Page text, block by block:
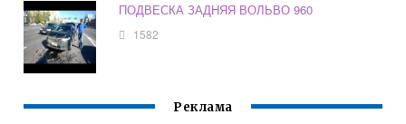
ПОДВЕСКА ЗАДНЯЯ ВОЛЬВО 960
1582
Реклама